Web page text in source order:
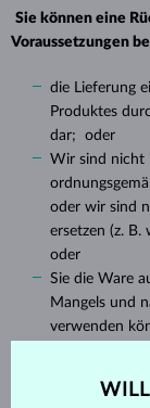
Sie können eine
Voraussetzungen
die Lieferung
Produktes
dar; oder
Wir sind nicht
oder wir sind
ersetzen (z.
oder
Sie die Ware
Mangels und
verwenden
(mindestens